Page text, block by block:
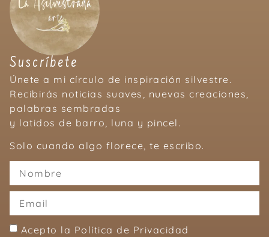
Suscríbete
Únete a mi círculo de inspiración silvestre.
Recibirás noticias suaves, nuevas creaciones,
palabras sembradas
y latidos de barro, luna y pincel.
Solo cuando algo florece, te escribo.
Acepto la Política de Privacidad